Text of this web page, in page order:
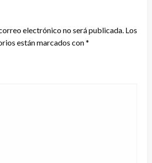
electrónico no será publicada. Los
están marcados con*